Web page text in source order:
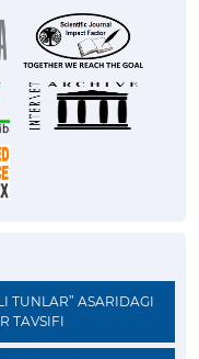
TUNLAR” ASARIDAGI
TAVSIFI